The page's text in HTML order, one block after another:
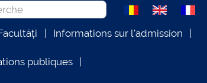
Informations sur l'admission
publiques